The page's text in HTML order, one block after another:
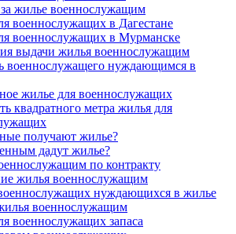
жилье военнослужащим
военнослужащих в Дагестане
военнослужащих в Мурманске
выдачи жилья военнослужащим
военнослужащего нуждающимся в
жилье для военнослужащих
квадратного метра жилья для
получают жилье?
дадут жилье?
по контракту
жилья военнослужащим
нуждающихся в жилье
военнослужащим
военнослужащих запаса